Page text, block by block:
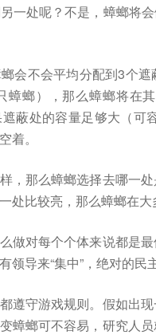
一处呢？不是，蟑螂将
会不会平均分配到3个
蟑螂），那么蟑螂将在
蔽处的容量足够大（可
着。
，那么蟑螂选择去哪一
处比较亮，那么蟑螂在大
做对每个个体来说都是
导来“集中”，绝对的民
遵守游戏规则。假如出
蟑螂可不容易，研究人